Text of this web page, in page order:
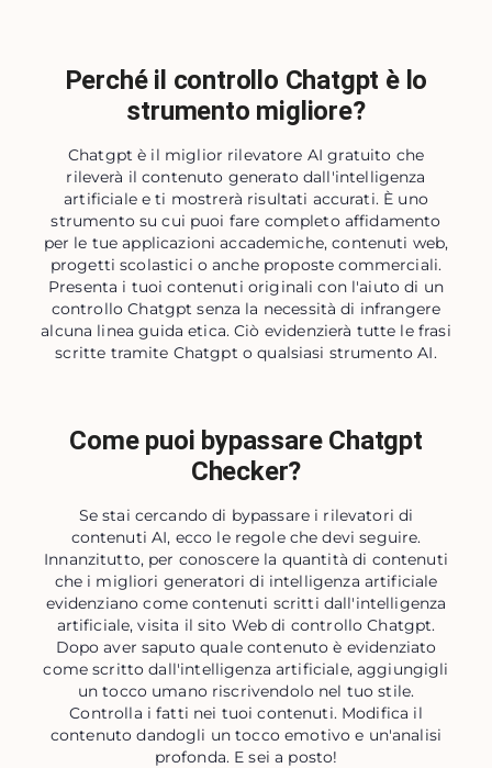
Perché il controllo Chatgpt è lo
strumento migliore?
Chatgpt è il miglior rilevatore AI gratuito che
rileverà il contenuto generato dall'intelligenza
artificiale e ti mostrerà risultati accurati. È uno
strumento su cui puoi fare completo affidamento
per le tue applicazioni accademiche, contenuti web,
progetti scolastici o anche proposte commerciali.
Presenta i tuoi contenuti originali con l'aiuto di un
controllo Chatgpt senza la necessità di infrangere
alcuna linea guida etica. Ciò evidenzierà tutte le frasi
scritte tramite Chatgpt o qualsiasi strumento AI.
Come puoi bypassare Chatgpt
Checker?
Se stai cercando di bypassare i rilevatori di
contenuti AI, ecco le regole che devi seguire.
Innanzitutto, per conoscere la quantità di contenuti
che i migliori generatori di intelligenza artificiale
evidenziano come contenuti scritti dall'intelligenza
artificiale, visita il sito Web di controllo Chatgpt.
Dopo aver saputo quale contenuto è evidenziato
come scritto dall'intelligenza artificiale, aggiungigli
un tocco umano riscrivendolo nel tuo stile.
Controlla i fatti nei tuoi contenuti. Modifica il
contenuto dandogli un tocco emotivo e un'analisi
profonda. E sei a posto!